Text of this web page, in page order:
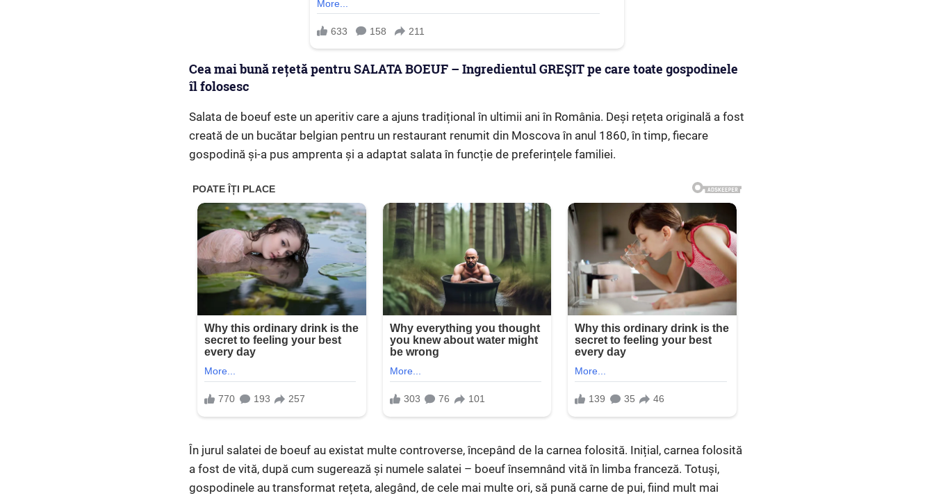
Cea mai bună rețetă pentru SALATA BOEUF – Ingredientul GREŞIT pe care toate gospodinele
îl folosesc
Salata de boeuf este un aperitiv care a ajuns tradițional în ultimii ani în România. Deși rețeta originală a fost
creată de un bucătar belgian pentru un restaurant renumit din Moscova în anul 1860, în timp, fiecare
gospodină și-a pus amprenta și a adaptat salata în funcție de preferințele familiei.
În jurul salatei de boeuf au existat multe controverse, începând de la carnea folosită. Inițial, carnea folosită
a fost de vită, după cum sugerează și numele salatei – boeuf însemnând vită în limba franceză. Totuși,
gospodinele au transformat rețeta, alegând, de cele mai multe ori, să pună carne de pui, fiind mult mai